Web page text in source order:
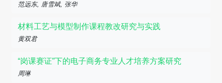
范远东, 唐雪斌, 张华
材料工艺与模型制作课程教改研究与实践
黄双君
“岗课赛证”下的电子商务专业人才培养方案研究
周琳